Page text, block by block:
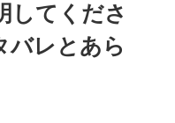
してくださ
バレとあら